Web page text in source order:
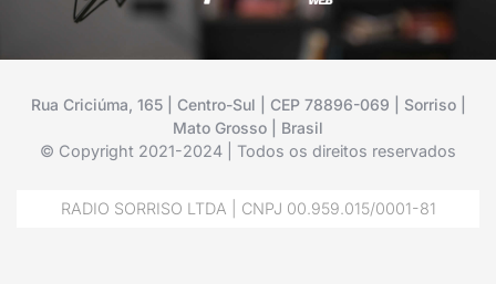
Rua Criciúma, 165 | Centro-Sul | CEP 78896-069 | Sorriso |
Mato Grosso | Brasil
© Copyright 2021-2024 | Todos os direitos reservados
RADIO SORRISO LTDA | CNPJ 00.959.015/0001-81